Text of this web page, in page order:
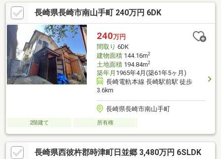
す。大通りから少し入った立地です。居住中ですが、ご案内可能
です。事前に日程調整が必要となりますのでまずはお問合せくだ
さい。
長崎県長崎市南山手町 240万円 6DK
240万円
間取り 6DK
建物面積144.16m2
土地面積194.84m2
築年月 1965年4月(築61年5ヶ月)
長崎電軌本線 長崎駅前駅 徒歩
3.6km
長崎県長崎市南山手町
2階建て 所有権
長崎県西彼杵郡時津町日並郷 3,480万円 6SLDK